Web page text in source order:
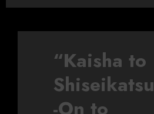
“Kaisha to
Shiseikatsu